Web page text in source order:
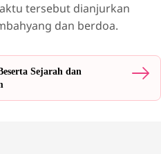
tersebut dianjurkan
dan berdoa.
Sejarah dan